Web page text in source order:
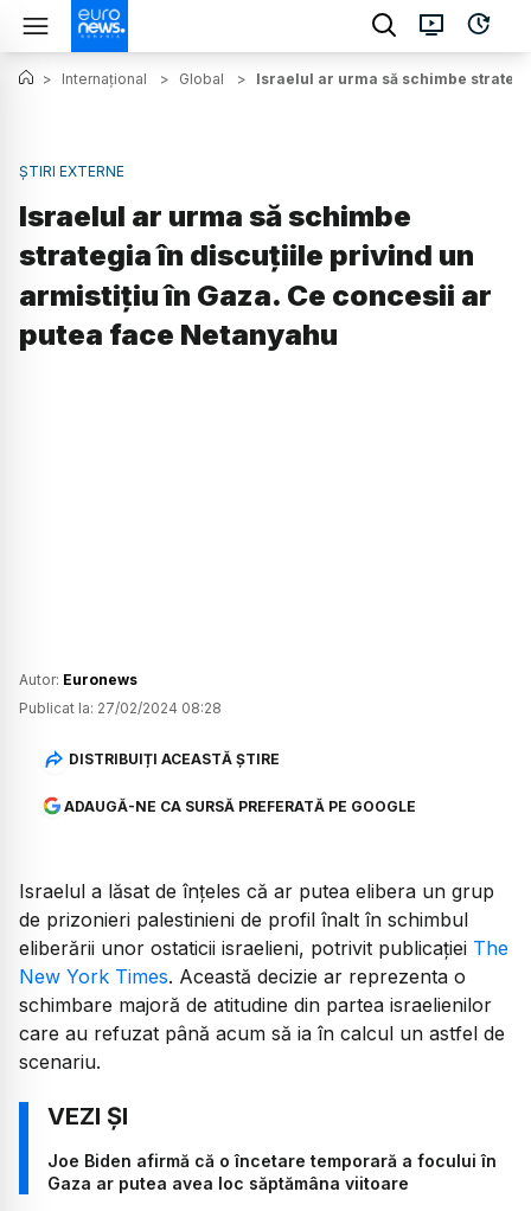
> Internațional > Global > Israelul ar urma să schimbe
ȘTIRI EXTERNE
Israelul ar urma să schimbe
strategia în discuțiile privind un
armistițiu în Gaza. Ce concesii ar
putea face Netanyahu
Autor: Euronews
Publicat la: 27/02/2024 08:28
DISTRIBUIȚI ACEASTĂ ȘTIRE
ADAUGĂ-NE CA SURSĂ PREFERATĂ PE GOOGLE
Israelul a lăsat de înțeles că ar putea elibera un grup
de prizonieri palestinieni de profil înalt în schimbul
eliberării unor ostaticii israelieni, potrivit publicației The
New York Times. Această decizie ar reprezenta o
schimbare majoră de atitudine din partea israelienilor
care au refuzat până acum să ia în calcul un astfel de
scenariu.
Joe Biden afirmă că o încetare temporară a focului în
Gaza ar putea avea loc săptămâna viitoare